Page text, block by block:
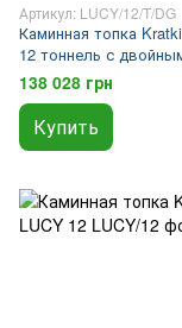
Артикул: LUCY/12/T/DG
Каминная топка
12 тоннель с
стеклом
138 028 грн
Купить